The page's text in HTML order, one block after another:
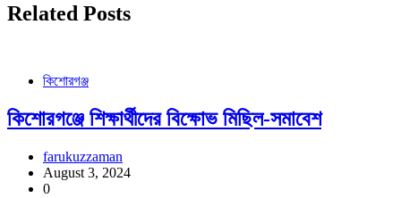
Related Posts
কিশোরগঞ্জ
কিশোরগঞ্জে শিক্ষার্থীদের বিক্ষোভ মিছিল-সমাবেশ
farukuzzaman
August 3, 2024
0